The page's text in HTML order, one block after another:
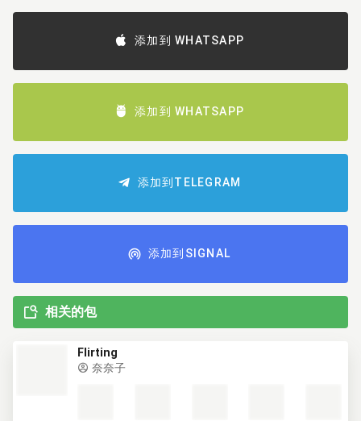
添加到 WHATSAPP
添加到 WHATSAPP
添加到TELEGRAM
添加到SIGNAL
相关的包
Flirting
奈奈子